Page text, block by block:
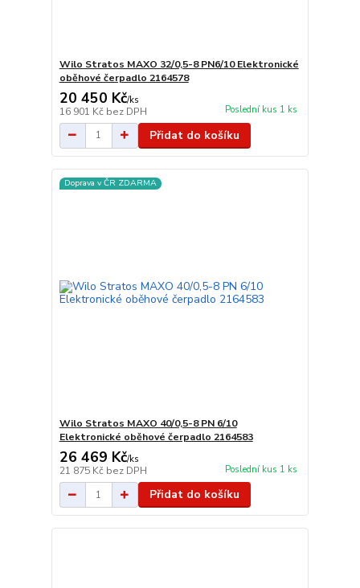
Wilo Stratos MAXO 32/0,5-8 PN6/10 Elektronické
oběhové čerpadlo 2164578
20 450 Kč/ks
16 901 Kč bez DPH Poslední kus 1 ks
Přidat do košíku
Doprava v ČR ZDARMA
Wilo Stratos MAXO 40/0,5-8 PN 6/10
Elektronické oběhové čerpadlo 2164583
26 469 Kč/ks
21 875 Kč bez DPH Poslední kus 1 ks
Přidat do košíku